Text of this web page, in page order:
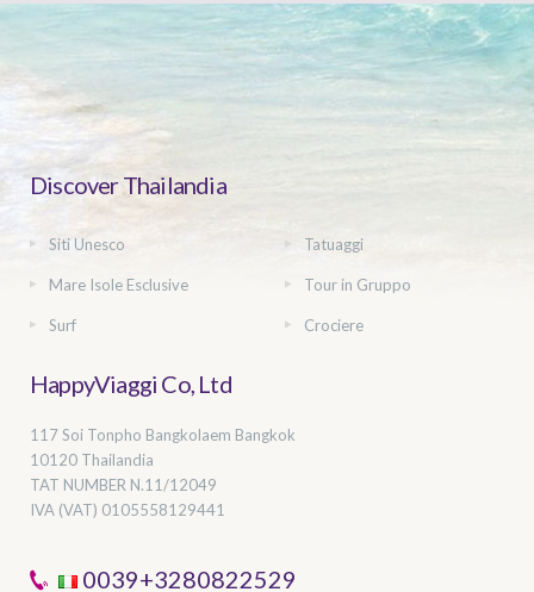
Discover Thailandia
Siti Unesco Tatuaggi
Mare Isole Esclusive Tour in Gruppo
Surf Crociere
HappyViaggi Co, Ltd
117 Soi Tonpho Bangkolaem Bangkok
10120 Thailandia
TAT NUMBER N.11/12049
IVA (VAT) 0105558129441
0039+3280822529